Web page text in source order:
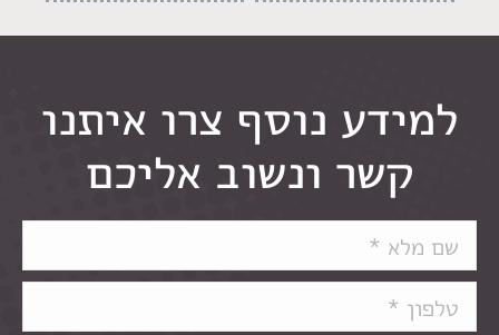
למידע נוסף צרו איתנו
קשר ונשוב אליכם